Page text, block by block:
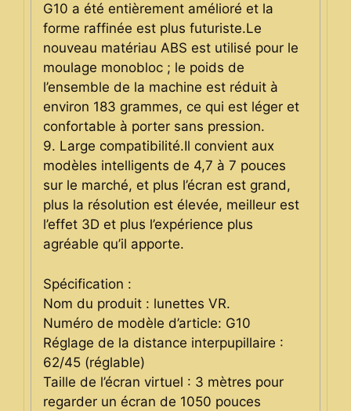
G10 a été entièrement amélioré et la
forme raffinée est plus futuriste.Le
nouveau matériau ABS est utilisé pour le
moulage monobloc ; le poids de
l’ensemble de la machine est réduit à
environ 183 grammes, ce qui est léger et
confortable à porter sans pression.
9. Large compatibilité.Il convient aux
modèles intelligents de 4,7 à 7 pouces
sur le marché, et plus l’écran est grand,
plus la résolution est élevée, meilleur est
l’effet 3D et plus l’expérience plus
agréable qu’il apporte.
Spécification :
Nom du produit : lunettes VR.
Numéro de modèle d’article: G10
Réglage de la distance interpupillaire :
62/45 (réglable)
Taille de l’écran virtuel : 3 mètres pour
regarder un écran de 1050 pouces